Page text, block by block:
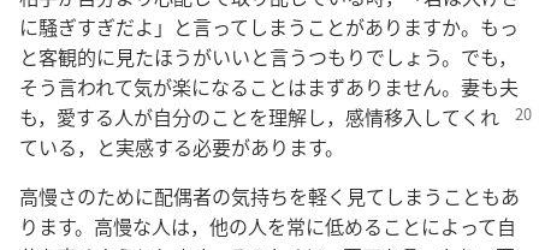
に騒ぎすぎだよ」と言ってしまうことがありますか。もっ
と客観的に見たほうがいいと言うつもりでしょう。でも，
そう言われて気が楽になることはまずありません。妻も夫
も，愛する人が自分のことを理解し，感情移入してくれ
ている，と実感する必要があります。
高慢さのために配偶者の気持ちを軽く見てしまうこともあ
ります。高慢な人は，他の人を常に低めることによって自